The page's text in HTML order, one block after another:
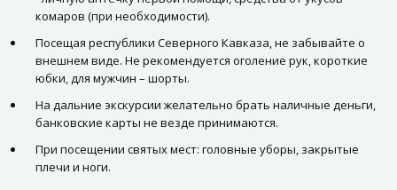
комаров (при необходимости).
Посещая республики Северного Кавказа, не забывайте о
внешнем виде. Не рекомендуется оголение рук, короткие
юбки, для мужчин – шорты.
На дальние экскурсии желательно брать наличные деньги,
банковские карты не везде принимаются.
При посещении святых мест: головные уборы, закрытые
плечи и ноги.